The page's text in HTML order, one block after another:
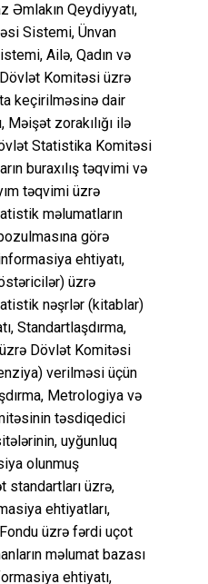
Əmlakın Qeydiyyatı,
Sistemi, Ünvan
Ailə, Qadın və
Komitəsi üzrə
keçirilməsinə dair
zorakılığı ilə
Statistika Komitəsi
buraxılış təqvimi və
təqvimi üzrə
məlumatların
görə
ehtiyatı,
üzrə
nəşrlər (kitablar)
Standartlaşdırma,
Dövlət Komitəsi
verilməsi üçün
Metrologiya və
təsdiqedici
uyğunluq
olunmuş
standartları üzrə,
ehtiyatları,
üzrə fərdi uçot
məlumat bazası
ehtiyatı,